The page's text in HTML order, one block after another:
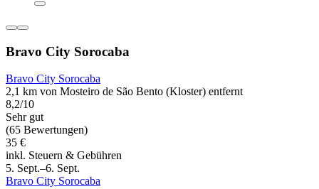
Bravo City Sorocaba
Bravo City Sorocaba
2,1 km von Mosteiro de São Bento (Kloster) entfernt
8,2/10
Sehr gut
(65 Bewertungen)
35 €
inkl. Steuern & Gebühren
5. Sept.–6. Sept.
Bravo City Sorocaba